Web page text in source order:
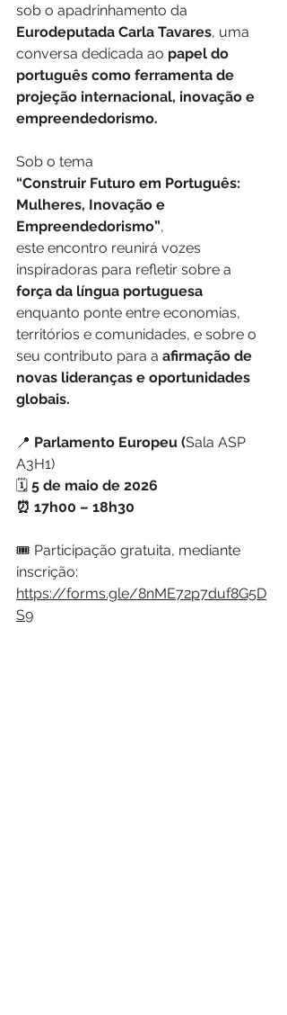
sob o apadrinhamento da
Eurodeputada Carla Tavares, uma
conversa dedicada ao papel do
português como ferramenta de
projeção internacional, inovação e
empreendedorismo.
Sob o tema
“Construir Futuro em Português:
Mulheres, Inovação e
Empreendedorismo”,
este encontro reunirá vozes
inspiradoras para refletir sobre a
força da língua portuguesa
enquanto ponte entre economias,
territórios e comunidades, e sobre o
seu contributo para a afirmação de
novas lideranças e oportunidades
globais.
📍 Parlamento Europeu (Sala ASP
A3H1)
🗓️ 5 de maio de 2026
⏰ 17h00 – 18h30
🎟️ Participação gratuita, mediante
inscrição:
https://forms.gle/8nME72p7duf8G5D
S9